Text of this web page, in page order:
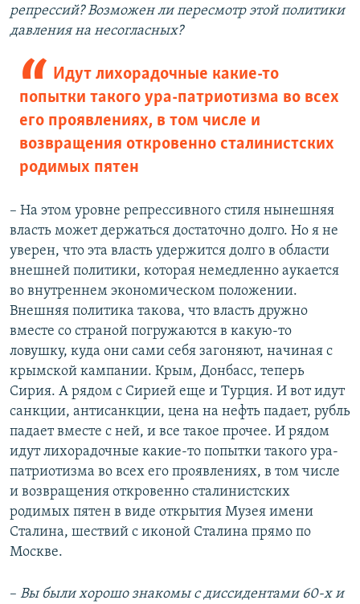
репрессий? Возможен ли пересмотр этой политики
давления на несогласных?
Идут лихорадочные какие-то
попытки такого ура-патриотизма во всех
его проявлениях, в том числе и
возвращения откровенно сталинистских
родимых пятен
– На этом уровне репрессивного стиля нынешняя
власть может держаться достаточно долго. Но я не
уверен, что эта власть удержится долго в области
внешней политики, которая немедленно аукается
во внутреннем экономическом положении.
Внешняя политика такова, что власть дружно
вместе со страной погружаются в какую-то
ловушку, куда они сами себя загоняют, начиная с
крымской кампании. Крым, Донбасс, теперь
Сирия. А рядом с Сирией еще и Турция. И вот идут
санкции, антисанкции, цена на нефть падает, рубль
падает вместе с ней, и все такое прочее. И рядом
идут лихорадочные какие-то попытки такого ура-
патриотизма во всех его проявлениях, в том числе
и возвращения откровенно сталинистских
родимых пятен в виде открытия Музея имени
Сталина, шествий с иконой Сталина прямо по
Москве.
–​ Вы были хорошо знакомы с диссидентами 60-х и